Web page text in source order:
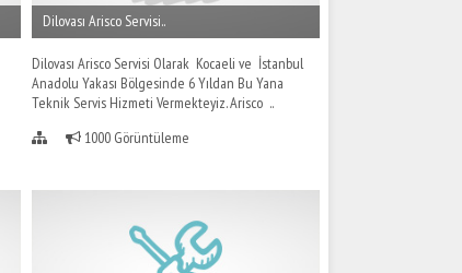
Dilovası Arisco Servisi..
Dilovası Arisco Servisi Olarak Kocaeli ve İstanbul
Anadolu Yakası Bölgesinde 6 Yıldan Bu Yana
Teknik Servis Hizmeti Vermekteyiz. Arisco ..
1000 Görüntüleme